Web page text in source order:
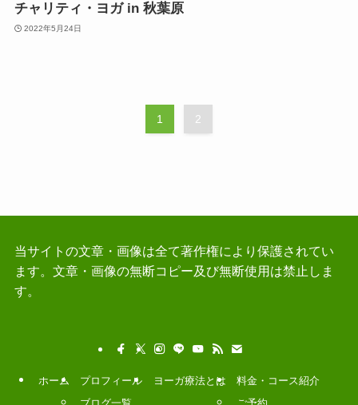
チャリティ・ヨガ in 秋葉原
2022年5月24日
1 2
当サイトの文章・画像は全て著作権により保護されてい
ます。文章・画像の無断コピー及び無断使用は禁止しま
す。
ホーム
プロフィール
ヨーガ療法とは
料金・コース紹介